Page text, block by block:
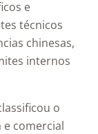
e
técnicos
chinesas,
internos
o
comercial